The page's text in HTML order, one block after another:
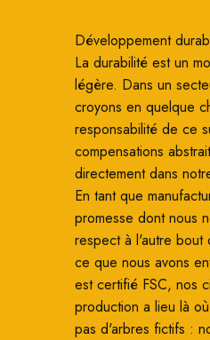
Développement
La durabilité est un
légère. Dans un
croyons en quelque
responsabilité de ce
compensations
directement dans
En tant que
promesse dont nous
respect à l'autre bout
ce que nous avons
est certifié FSC, nos
production a lieu là
pas d'arbres fictifs :